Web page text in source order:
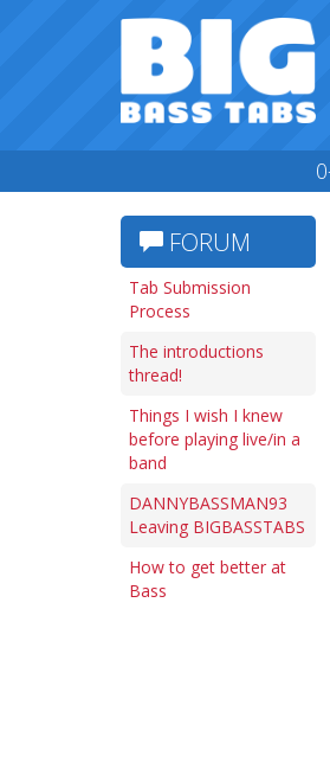
FORUM
Tab Submission
Process
The introductions
thread!
Things I wish I knew
before playing live/in a
band
DANNYBASSMAN93
Leaving BIGBASSTABS
How to get better at
Bass